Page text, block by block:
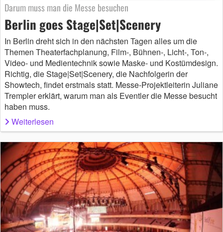
Darum muss man die Messe besuchen
Berlin goes Stage|Set|Scenery
In Berlin dreht sich in den nächsten Tagen alles um die
Themen Theaterfachplanung, Film-, Bühnen-, Licht-, Ton-,
Video- und Medientechnik sowie Maske- und Kostümdesign.
Richtig, die Stage|Set|Scenery, die Nachfolgerin der
Showtech, findet erstmals statt. Messe-Projektleiterin Juliane
Trempler erklärt, warum man als Eventler die Messe besucht
haben muss.
Weiterlesen